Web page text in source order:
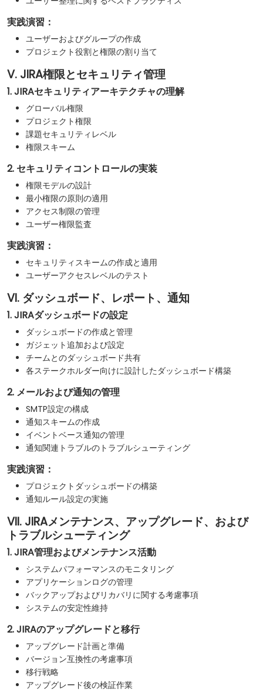
実践演習：
ユーザーおよびグループの作成
プロジェクト役割と権限の割り当て
V. JIRA権限とセキュリティ管理
1. JIRAセキュリティアーキテクチャの理解
グローバル権限
プロジェクト権限
課題セキュリティレベル
権限スキーム
2. セキュリティコントロールの実装
権限モデルの設計
最小権限の原則の適用
アクセス制限の管理
ユーザー権限監査
実践演習：
セキュリティスキームの作成と適用
ユーザーアクセスレベルのテスト
VI. ダッシュボード、レポート、通知
1. JIRAダッシュボードの設定
ダッシュボードの作成と管理
ガジェット追加および設定
チームとのダッシュボード共有
各ステークホルダー向けに設計したダッシュボード構築
2. メールおよび通知の管理
SMTP設定の構成
通知スキームの作成
イベントベース通知の管理
通知関連トラブルのトラブルシューティング
実践演習：
プロジェクトダッシュボードの構築
通知ルール設定の実施
VII. JIRAメンテナンス、アップグレード、および
トラブルシューティング
1. JIRA管理およびメンテナンス活動
システムパフォーマンスのモニタリング
アプリケーションログの管理
バックアップおよびリカバリに関する考慮事項
システムの安定性維持
2. JIRAのアップグレードと移行
アップグレード計画と準備
バージョン互換性の考慮事項
移行戦略
アップグレード後の検証作業